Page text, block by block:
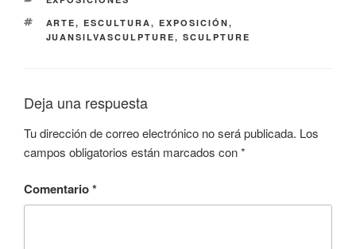
ETIQUETAS
ARTE,ESCULTURA,EXPOSICIÓN,
JUANSILVASCULPTURE,SCULPTURE
Deja una respuesta
Tu dirección de correo electrónico no será publicada. Los
campos obligatorios están marcados con*
Comentario*